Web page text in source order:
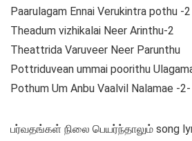
Paarulagam Ennai Verukintra pothu -2
Theadum vizhikalai Neer Arinthu-2
Theattrida Varuveer Neer Parunthu
Pottriduvean ummai poorithu
Pothum Um Anbu Vaalvil Nalamae -
பர்வதங்கள் நிலை பெயர்ந்தாலும் song